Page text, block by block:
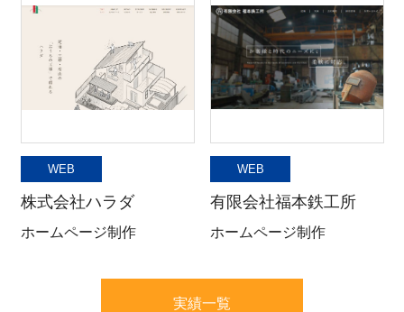
WEB
株式会社ハラダ
ホームページ制作
WEB
有限会社福本鉄工所
ホームページ制作
実績一覧